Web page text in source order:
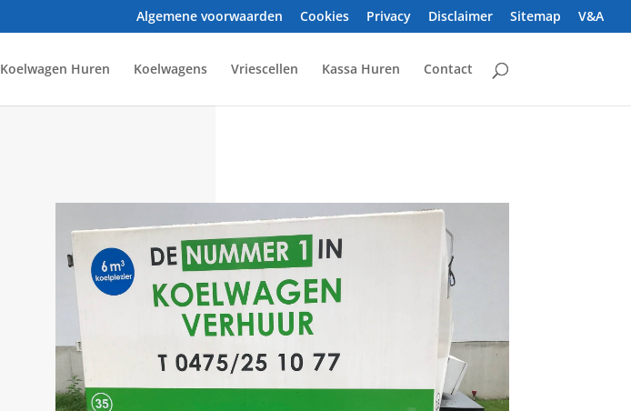
Algemene voorwaarden Cookies Privacy Disclaimer Sitemap V&A
Koelwagen Huren Koelwagens Vriescellen Kassa Huren Contact